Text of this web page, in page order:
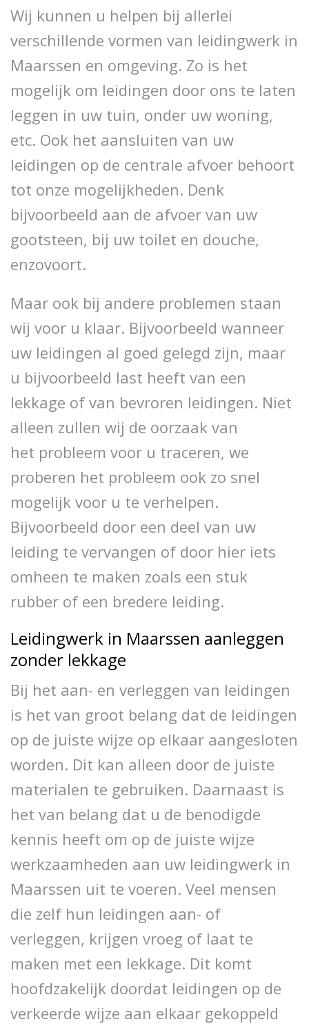
Wij kunnen u helpen bij allerlei
verschillende vormen van leidingwerk in
Maarssen en omgeving. Zo is het
mogelijk om leidingen door ons te laten
leggen in uw tuin, onder uw woning,
etc. Ook het aansluiten van uw
leidingen op de centrale afvoer behoort
tot onze mogelijkheden. Denk
bijvoorbeeld aan de afvoer van uw
gootsteen, bij uw toilet en douche,
enzovoort.
Maar ook bij andere problemen staan
wij voor u klaar. Bijvoorbeeld wanneer
uw leidingen al goed gelegd zijn, maar
u bijvoorbeeld last heeft van een
lekkage of van bevroren leidingen. Niet
alleen zullen wij de oorzaak van
het probleem voor u traceren, we
proberen het probleem ook zo snel
mogelijk voor u te verhelpen.
Bijvoorbeeld door een deel van uw
leiding te vervangen of door hier iets
omheen te maken zoals een stuk
rubber of een bredere leiding.
Leidingwerk in Maarssen aanleggen
zonder lekkage
Bij het aan- en verleggen van leidingen
is het van groot belang dat de leidingen
op de juiste wijze op elkaar aangesloten
worden. Dit kan alleen door de juiste
materialen te gebruiken. Daarnaast is
het van belang dat u de benodigde
kennis heeft om op de juiste wijze
werkzaamheden aan uw leidingwerk in
Maarssen uit te voeren. Veel mensen
die zelf hun leidingen aan- of
verleggen, krijgen vroeg of laat te
maken met een lekkage. Dit komt
hoofdzakelijk doordat leidingen op de
verkeerde wijze aan elkaar gekoppeld